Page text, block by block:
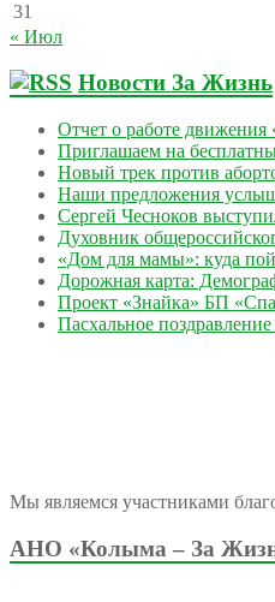
31
« Июл
Новости За Жизнь
Отчет о работе движения
Приглашаем на
Новый трек против
Наши предложения
Сергей Чесноков
Духовник
«Дом для мамы»: куда
Дорожная карта:
Проект «Знайка» БП
Пасхальное
Мы являемся участниками
АНО «Колыма – За